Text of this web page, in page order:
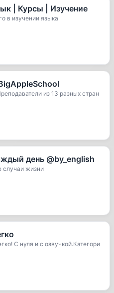
| Курсы | Изучение
в изучении языка
из 13 разных стран
день @by_english
случаи жизни
С нуля и с озвучкой.Категори